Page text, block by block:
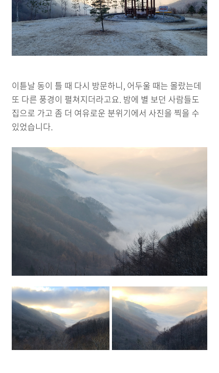
이튿날 동이 틀 때 다시 방문하니, 어두울 때는 몰랐는데
또 다른 풍경이 펼쳐지더라고요. 밤에 별 보던 사람들도
집으로 가고 좀 더 여유로운 분위기에서 사진을 찍을 수
있었습니다.